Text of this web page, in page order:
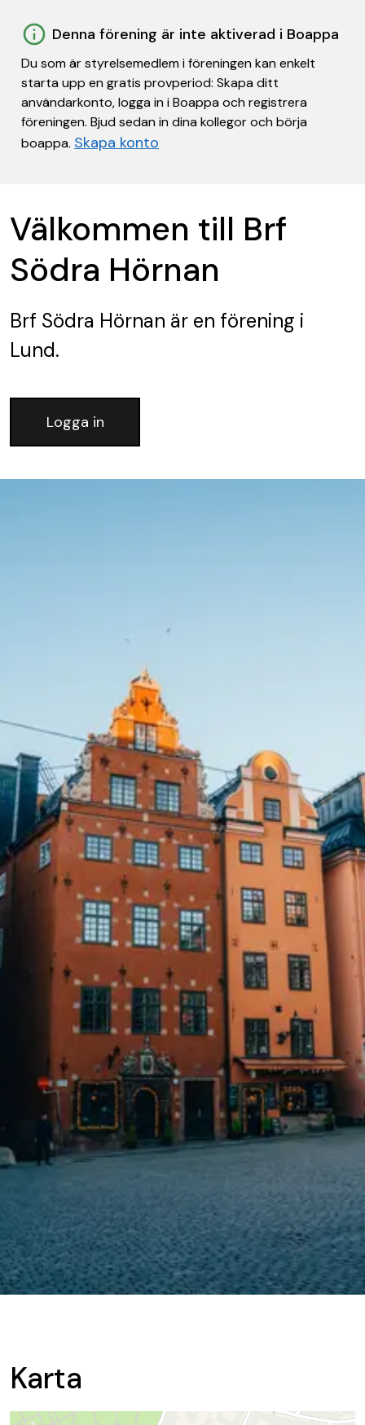
Denna förening är inte aktiverad i Boappa
Du som är styrelsemedlem i föreningen kan enkelt
starta upp en gratis provperiod: Skapa ditt
användarkonto, logga in i Boappa och registrera
föreningen. Bjud sedan in dina kollegor och börja
boappa. Skapa konto
Välkommen till Brf
Södra Hörnan
Brf Södra Hörnan är en förening i
Lund.
Logga in
Karta